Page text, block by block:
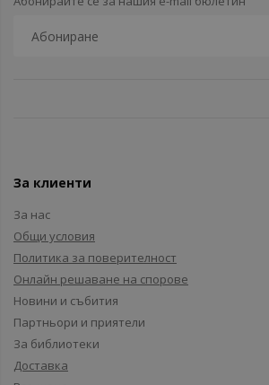
За клиенти
За нас
Общи условия
Политика за поверителност
Онлайн решаване на спорове
Новини и събития
Партньори и приятели
За библиотеки
Доставка